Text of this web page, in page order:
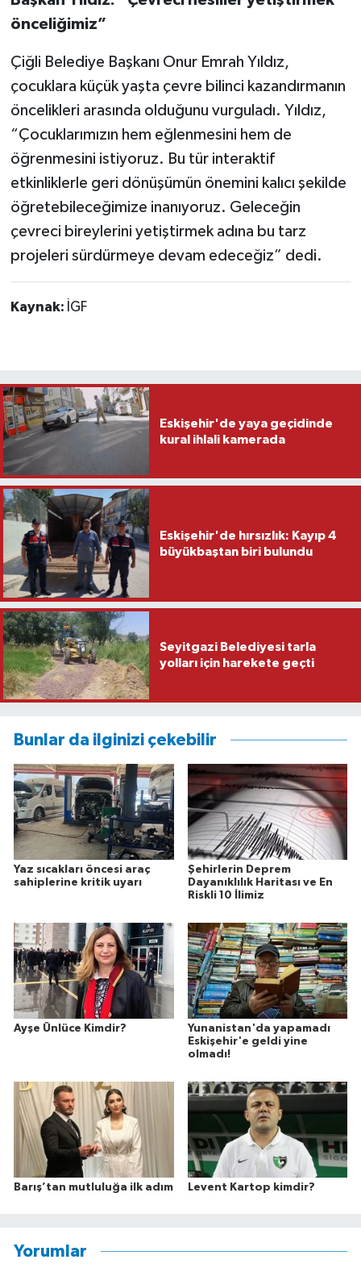
önceliğimiz”
Çiğli Belediye Başkanı Onur Emrah Yıldız,
çocuklara küçük yaşta çevre bilinci kazandırmanın
öncelikleri arasında olduğunu vurguladı. Yıldız,
“Çocuklarımızın hem eğlenmesini hem de
öğrenmesini istiyoruz. Bu tür interaktif
etkinliklerle geri dönüşümün önemini kalıcı şekilde
öğretebileceğimize inanıyoruz. Geleceğin
çevreci bireylerini yetiştirmek adına bu tarz
projeleri sürdürmeye devam edeceğiz” dedi.
Kaynak: İGF
Eskişehir'de yaya geçidinde
kural ihlali kamerada
Eskişehir'de hırsızlık: Kayıp 4
büyükbaştan biri bulundu
Seyitgazi Belediyesi tarla
yolları için harekete geçti
Bunlar da ilginizi çekebilir
Yaz sıcakları öncesi araç
sahiplerine kritik uyarı
Şehirlerin Deprem
Dayanıklılık Haritası ve En
Riskli 10 İlimiz
Ayşe Ünlüce Kimdir?
Yunanistan'da yapamadı
Eskişehir'e geldi yine
olmadı!
Barış’tan mutluluğa ilk adım Levent Kartop kimdir?
Yorumlar